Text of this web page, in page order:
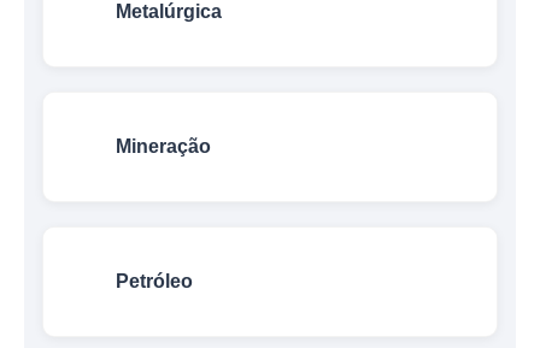
Metalúrgica
Mineração
Petróleo